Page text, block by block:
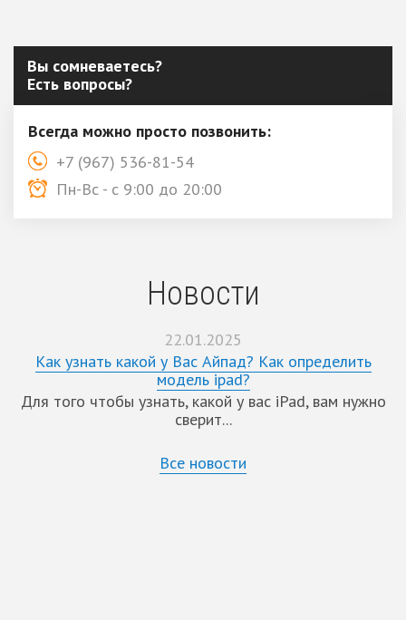
Вы сомневаетесь?
Есть вопросы?
Всегда можно просто позвонить:
+7 (967) 536-81-54
Пн-Вс - с 9:00 до 20:00
Новости
22.01.2025
Как узнать какой у Вас Айпад? Как определить
модель ipad?
Для того чтобы узнать, какой у вас iPad, вам нужно
сверит...
Все новости